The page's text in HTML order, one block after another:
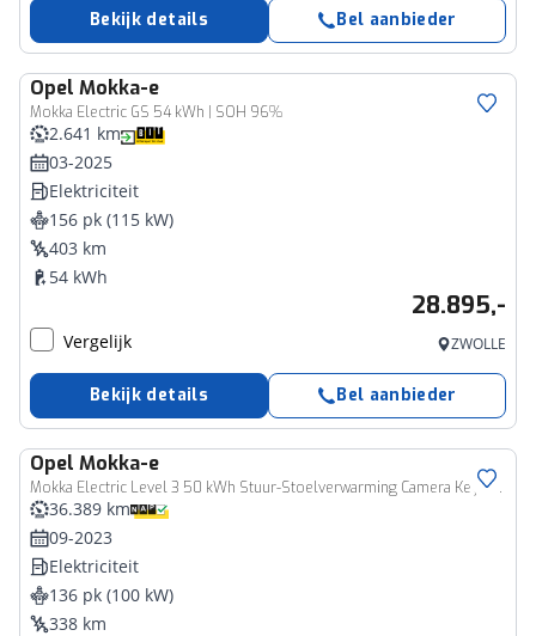
Bekijk details Bel aanbieder
Opel Mokka-e
Mokka Electric GS 54 kWh | SOH 96%
2.641 km
03-2025
Elektriciteit
156 pk (115 kW)
403 km
54 kWh
28.895,-
Vergelijk ZWOLLE
Bekijk details Bel aanbieder
Opel Mokka-e
Mokka Electric Level 3 50 kWh Stuur-Stoelverwarming Camera Keyless Apple CarPlay
36.389 km
09-2023
Elektriciteit
136 pk (100 kW)
338 km